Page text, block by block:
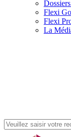
Flexi
Flexi
La
Rechercher
dans